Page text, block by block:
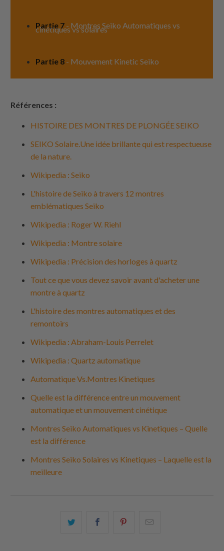
Partie 7 - Montres Seiko Automatiques vs
cinétiques vs solaires
Partie 8 - Mouvement Kinetic Seiko
Références :
HISTOIRE DES MONTRES DE PLONGÉE SEIKO
SEIKO Solaire.Une idée brillante qui est respectueuse
de la nature.
Wikipedia : Seiko
L'histoire de Seiko à travers 12 montres
emblématiques Seiko
Wikipedia : Roger W. Riehl
Wikipedia : Montre solaire
Wikipedia : Précision des horloges à quartz
Tout ce que vous devez savoir avant d'acheter une
montre à quartz
L'histoire des montres automatiques et des
remontoirs
Wikipedia : Abraham-Louis Perrelet
Wikipedia : Quartz automatique
Automatique Vs.Montres Kinetiques
Quelle est la différence entre un mouvement
automatique et un mouvement cinétique
Montres Seiko Automatiques vs Kinetiques – Quelle
est la différence
Montres Seiko Solaires vs Kinetiques – Laquelle est la
meilleure
Partagez Partager Partagez